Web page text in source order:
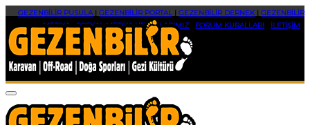
GEZENBİLİR PUSULA| GEZENBİLİR PORTAL| GEZENBİLİR DERNEK| GEZENBİLİR
MEDYA|SOSYAL MEDYA HESAPLARIMIZ FORUM KURALLARI İLETİŞİM